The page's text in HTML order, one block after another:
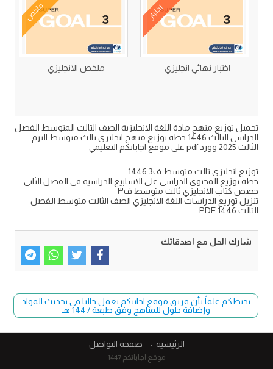
اختبار
اختبار نهائي انجليزي
ملخص
ملخص الانجليزي
تحميل توزيع منهج مادة اللغة الانجليزية الصف الثالث المتوسط الفصل
الدراسي الثالث 1446 خطة توزيع منهج انجليزي ثالث متوسط الترم
الثالث 2025 وورد pdf على موقع اجاباتكم التعليمي
توزيع انجليزي ثالث متوسط ف3 1446
خطة توزيع المحتوى الدراسي على الاسابيع الدراسية في الفصل الثاني
حصص كتاب الانجليزي ثالث متوسط ف٣
تنزيل توزيع الدراسات اللغة الانجليزي الصف الثالث متوسط الفصل
الثالث PDF 1446
شارك الحل مع اصدقائك
نحيطكم علماً بأن فريق موقع اجابتكم يعمل حاليا في تحديث المواد
وإضافة حلول للمناهج وفق طبعة 1447 هـ
الرئيسية صفحة التواصل
موقع اجاباتكم 1447